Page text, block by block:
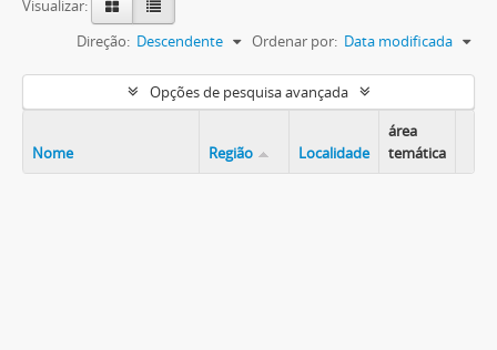
Visualizar:
Ordenar por: Data modificada
Direção: Descendente
Opções de pesquisa avançada
Nome Região Localidade
área
temática